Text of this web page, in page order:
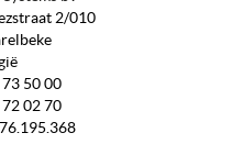
2/010
50 00
02 70